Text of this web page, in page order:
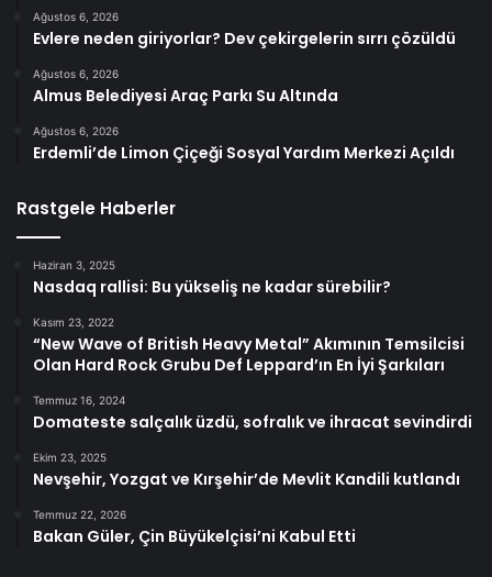
Ağustos 6, 2026
Evlere neden giriyorlar? Dev çekirgelerin sırrı çözüldü
Ağustos 6, 2026
Almus Belediyesi Araç Parkı Su Altında
Ağustos 6, 2026
Erdemli’de Limon Çiçeği Sosyal Yardım Merkezi Açıldı
Rastgele Haberler
Haziran 3, 2025
Nasdaq rallisi: Bu yükseliş ne kadar sürebilir?
Kasım 23, 2022
“New Wave of British Heavy Metal” Akımının Temsilcisi
Olan Hard Rock Grubu Def Leppard’ın En İyi Şarkıları
Temmuz 16, 2024
Domateste salçalık üzdü, sofralık ve ihracat sevindirdi
Ekim 23, 2025
Nevşehir, Yozgat ve Kırşehir’de Mevlit Kandili kutlandı
Temmuz 22, 2026
Bakan Güler, Çin Büyükelçisi’ni Kabul Etti